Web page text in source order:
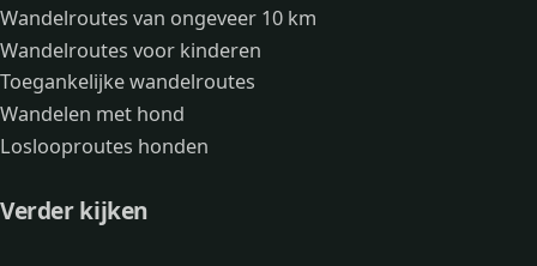
Wandelroutes van ongeveer 10 km
Wandelroutes voor kinderen
Toegankelijke wandelroutes
Wandelen met hond
Loslooproutes honden
Verder kijken